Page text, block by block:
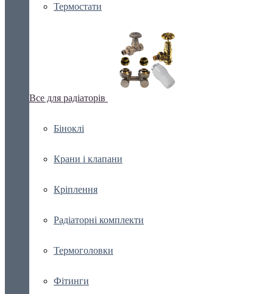
Термостати
Все для радіаторів
Біноклі
Крани і клапани
Кріплення
Радіаторні комплекти
Термоголовки
Фітинги